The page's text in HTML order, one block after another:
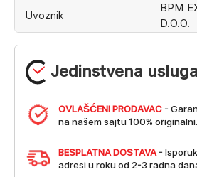
Jedinstvena usluga
OVLAŠĆENI PRODAVAC -
na našem sajtu 100% originalni.
BESPLATNA DOSTAVA -
adresi u roku od 2-3 radna
Uvoznik
BPM
D.O.O.